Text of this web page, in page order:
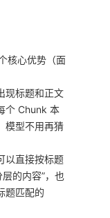
核心优势（面
现标题和正文
个 Chunk 本
模型不用再猜
以直接按标题
的内容”，也
题匹配的